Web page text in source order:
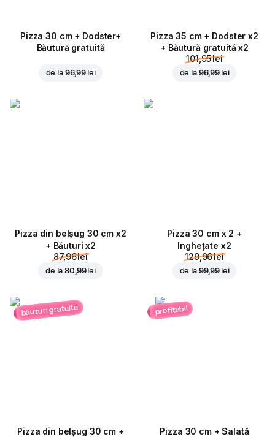
Pizza 30 cm + Dodster+
Băutură gratuită
de la 96,99 lei
Pizza 35 cm + Dodster x2
+ Băutură gratuită x2
101,95 lei
de la 96,99 lei
Pizza din belșug 30 cm x2
+ Băuturi x2
87,96 lei
de la80,99 lei
Pizza 30 cm x 2 +
Inghețate x2
129,96 lei
de la 99,99 lei
băuturi gratuite
Pizza din belșug 30 cm +
profitabil
Pizza 30 cm + Salată